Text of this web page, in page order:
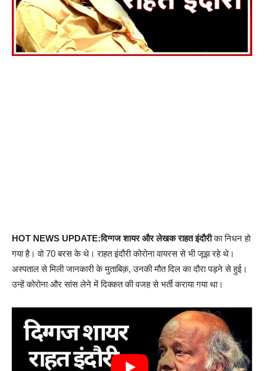
HOT NEWS UPDATE:दिग्गज शायर और लेखक राहत इंदौरीका निधन हो
गया है। वो 70 बरस के थे। राहत इंदौरी कोरोना वायरस से भी जूझ रहे थे।
अस्पताल से मिली जानकारी के मुताबिक़, उनकी मौत दिल का दौरा पड़ने से हुई।
उन्हें कोरोना और सांस लेने में दिक्कत की वजह से भर्ती कराया गया था।